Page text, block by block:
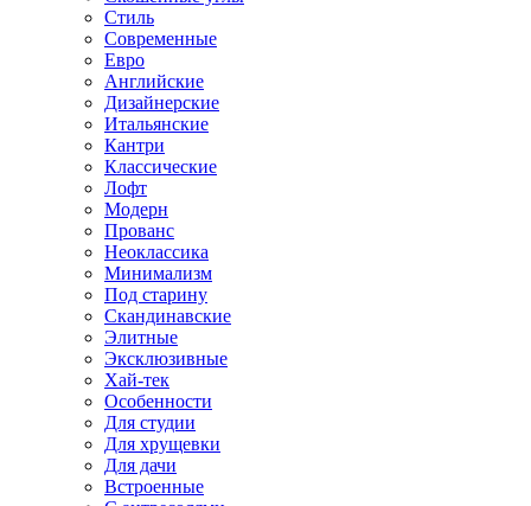
Стиль
Современные
Евро
Английские
Дизайнерские
Итальянские
Кантри
Классические
Лофт
Модерн
Прованс
Неоклассика
Минимализм
Под старину
Скандинавские
Элитные
Эксклюзивные
Хай-тек
Особенности
Для студии
Для хрущевки
Для дачи
Встроенные